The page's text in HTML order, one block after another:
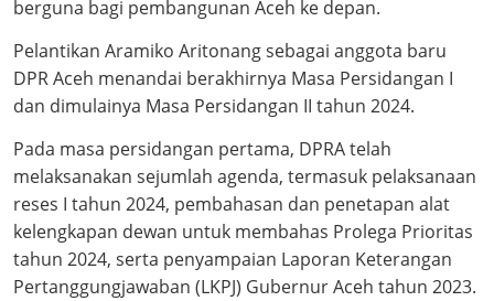
berguna bagi pembangunan Aceh ke depan.
Pelantikan Aramiko Aritonang sebagai anggota baru
DPR Aceh menandai berakhirnya Masa Persidangan I
dan dimulainya Masa Persidangan II tahun 2024.
Pada masa persidangan pertama, DPRA telah
melaksanakan sejumlah agenda, termasuk pelaksanaan
reses I tahun 2024, pembahasan dan penetapan alat
kelengkapan dewan untuk membahas Prolega Prioritas
tahun 2024, serta penyampaian Laporan Keterangan
Pertanggungjawaban (LKPJ) Gubernur Aceh tahun 2023.